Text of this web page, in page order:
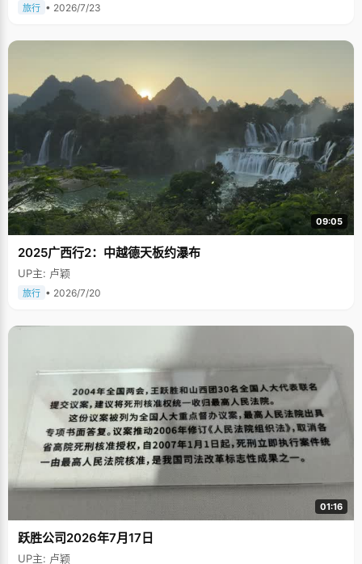
旅行 • 2026/7/23
09:05
2025广西行2：中越德天板约瀑布
UP主: 卢颖
旅行 • 2026/7/20
01:16
跃胜公司2026年7月17日
UP主: 卢颖